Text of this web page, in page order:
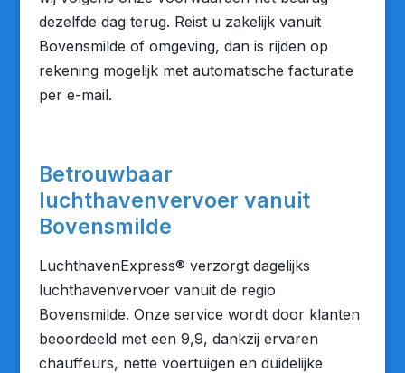
dezelfde dag terug. Reist u zakelijk vanuit
Bovensmilde of omgeving, dan is rijden op
rekening mogelijk met automatische facturatie
per e-mail.
Betrouwbaar
luchthavenvervoer vanuit
Bovensmilde
LuchthavenExpress® verzorgt dagelijks
luchthavenvervoer vanuit de regio
Bovensmilde. Onze service wordt door klanten
beoordeeld met een 9,9, dankzij ervaren
chauffeurs, nette voertuigen en duidelijke